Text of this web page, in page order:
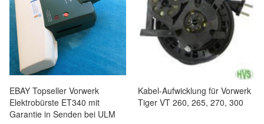
EBAY Topseller Vorwerk
Elektrobürste ET340 mit
Garantie in Senden bei ULM
Kabel-Aufwicklung für Vorwerk
Tiger VT 260, 265, 270, 300